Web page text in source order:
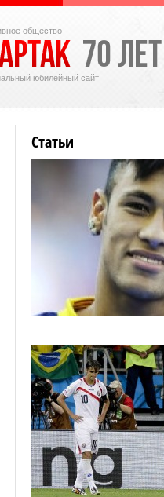
общество
юбилейный сайт
Статьи